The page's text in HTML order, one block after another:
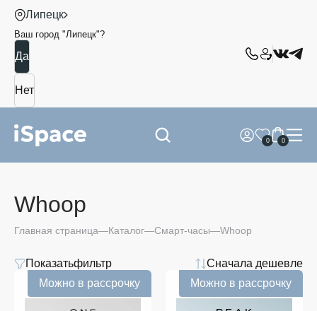
Липецк
Ваш город "Липецк"?
0 0
Whoop
Главная страница Каталог Смарт-часы Whoop
Показатьфильтр
Сначала дешевле
Цена
Можно в рассрочку Можно в рассрочку